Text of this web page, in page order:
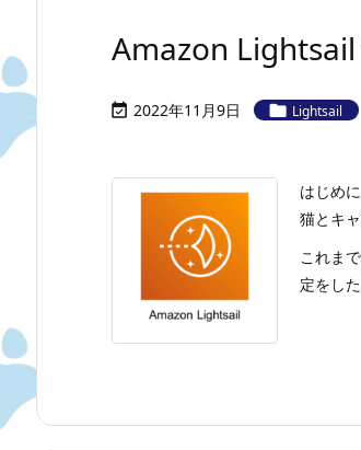
Amazon
 2022年11月9日  Lightsail
はじめに
猫とキ
これま
定をし